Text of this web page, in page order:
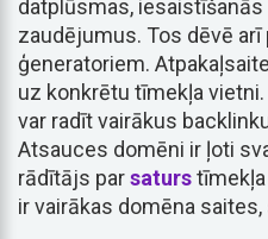
datplūsmas, iesaistīšanās
zaudējumus. Tos dēvē arī
ģeneratoriem.
uz konkrētu tīmekļa
var radīt vairākus
Atsauces domēni ir ļoti
rādītājs parsaturs
ir vairākas domēna